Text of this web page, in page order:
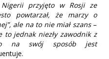
przyjęto w Rosji ze
powtarzał, że marzy o
ale na to nie miał szans–
to jednak niezły zawodnik z
na swój sposób jest